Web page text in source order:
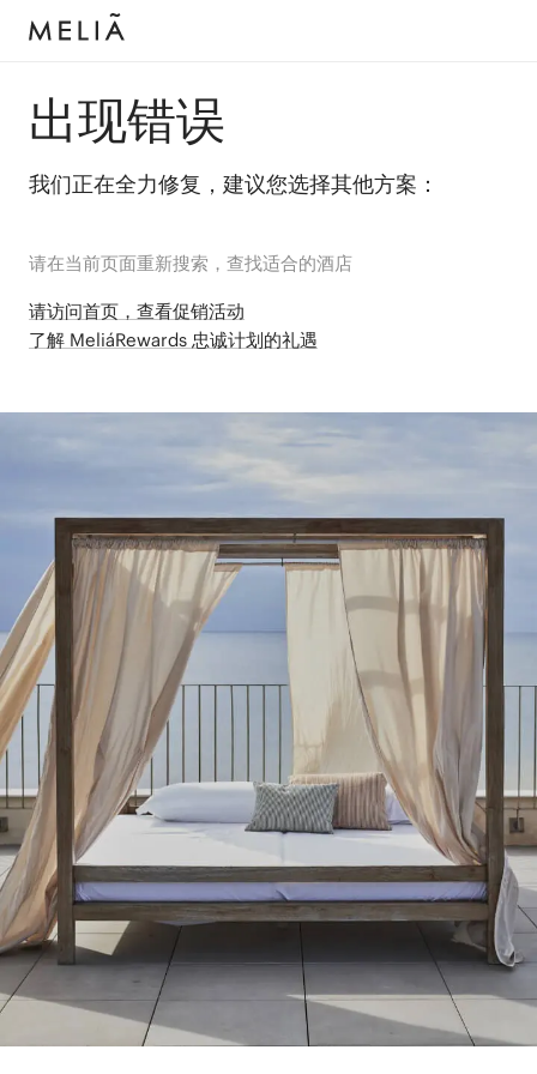
出现错误
我们正在全力修复，建议您选择其他方案：
请在当前页面重新搜索，查找适合的酒店
请访问首页，查看促销活动
了解 MeliáRewards 忠诚计划的礼遇